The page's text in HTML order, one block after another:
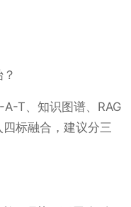
T、知识图谱、RAG
标融合，建议分三